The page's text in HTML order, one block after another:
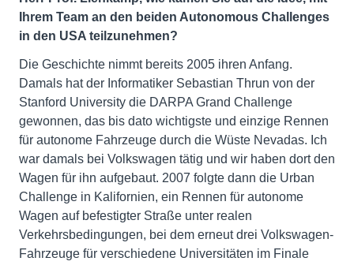
Ihrem Team an den beiden Autonomous Challenges
in den USA teilzunehmen?
Die Geschichte nimmt bereits 2005 ihren Anfang.
Damals hat der Informatiker Sebastian Thrun von der
Stanford University die DARPA Grand Challenge
gewonnen, das bis dato wichtigste und einzige Rennen
für autonome Fahrzeuge durch die Wüste Nevadas. Ich
war damals bei Volkswagen tätig und wir haben dort den
Wagen für ihn aufgebaut. 2007 folgte dann die Urban
Challenge in Kalifornien, ein Rennen für autonome
Wagen auf befestigter Straße unter realen
Verkehrsbedingungen, bei dem erneut drei Volkswagen-
Fahrzeuge für verschiedene Universitäten im Finale